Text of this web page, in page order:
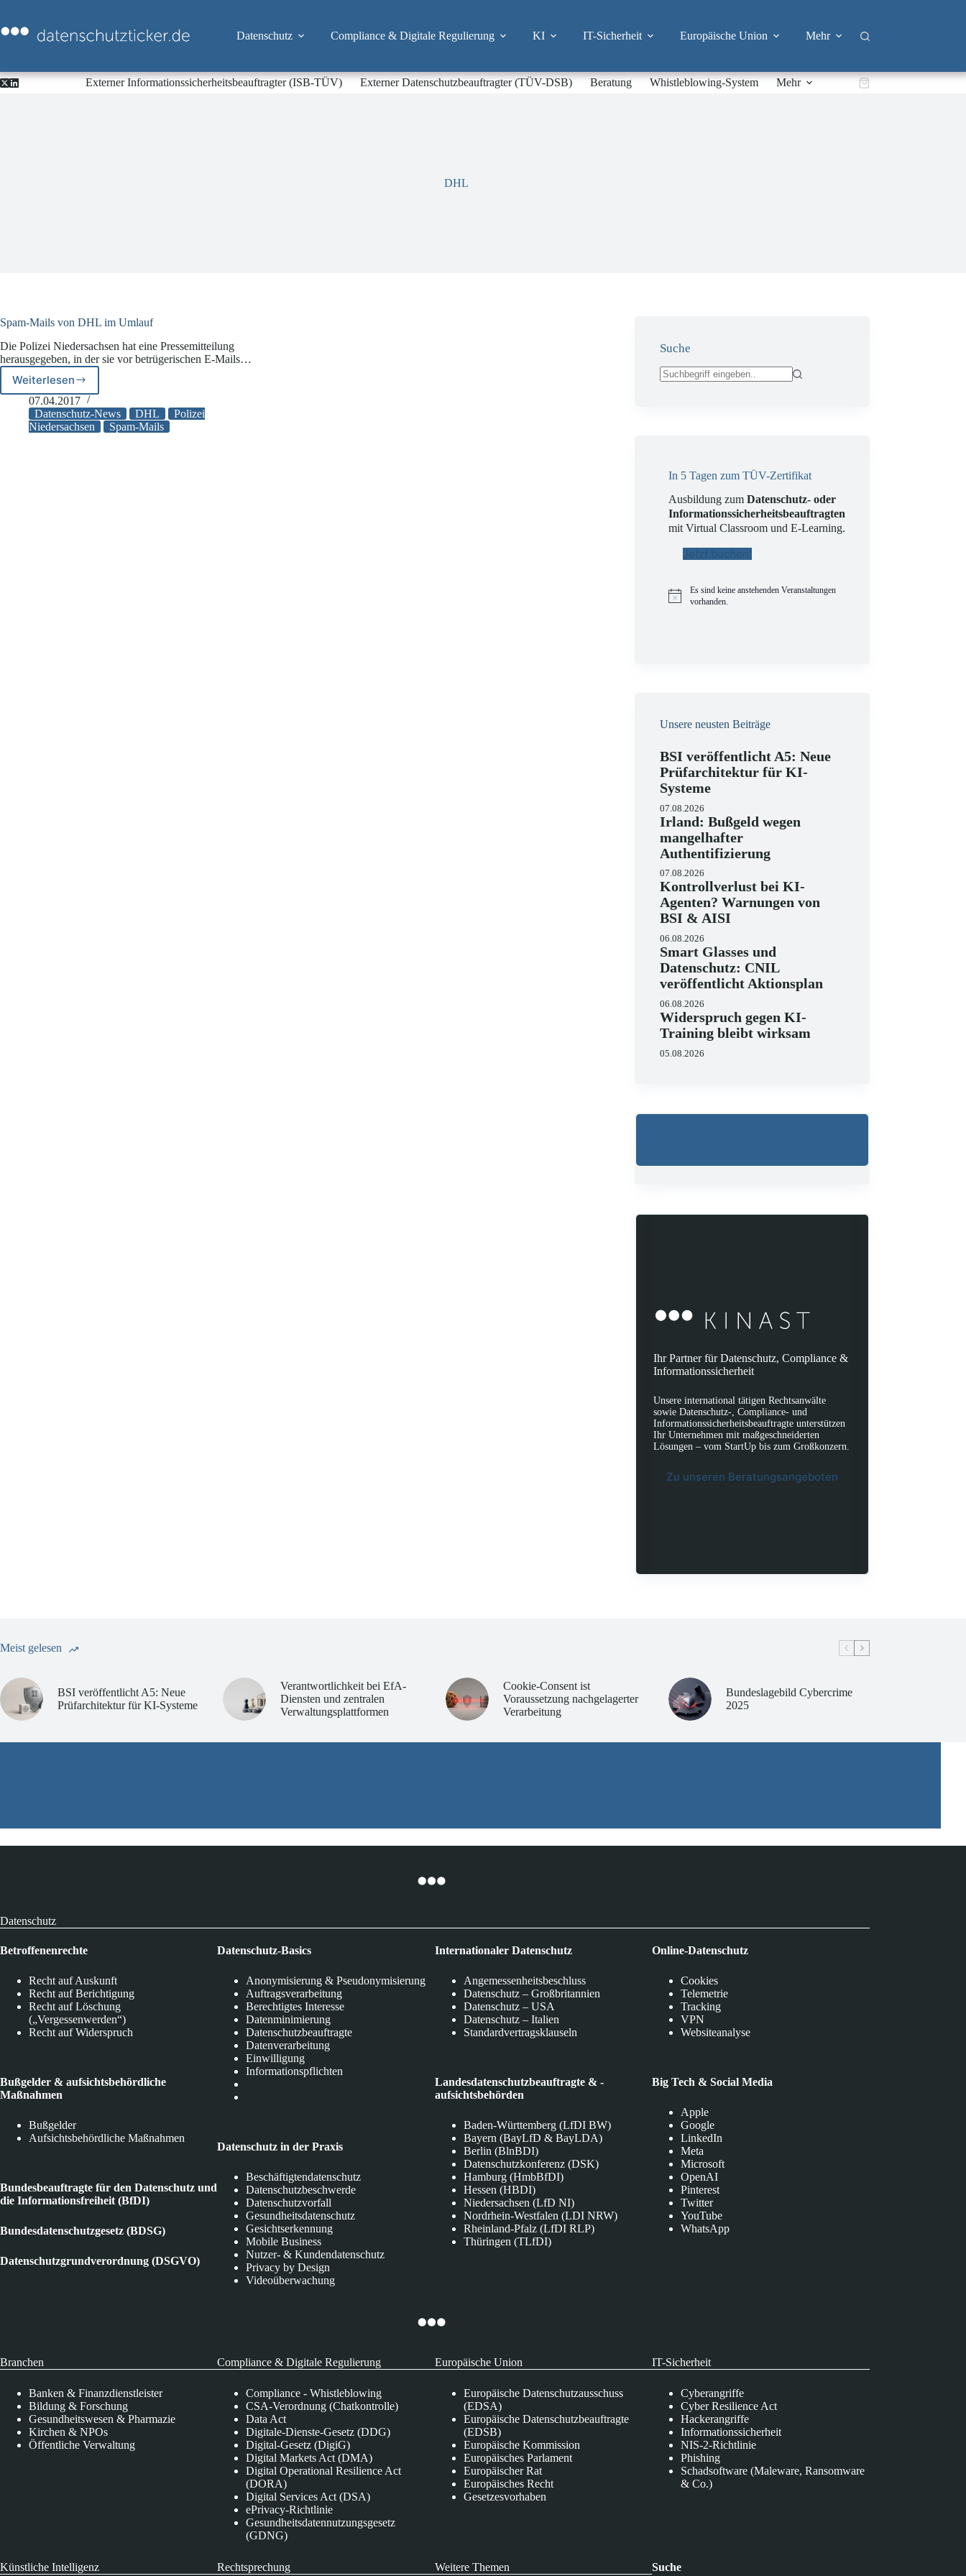
springen
Datenschutz Compliance & Digitale Regulierung KI IT-Sicherheit Europäische Union Mehr
Externer Informationssicherheitsbeauftragter (ISB-TÜV) Externer Datenschutzbeauftragter (TÜV-DSB) Beratung Whistleblowing-System Mehr Warenkorb
DHL
Spam-Mails von DHL im Umlauf
Die Polizei Niedersachsen hat eine Pressemitteilung
herausgegeben, in der sie vor betrügerischen E-Mails…
Weiterlesen
Spam-
Mails
von
DHL
07.04.2017
Datenschutz-News
DHL
Polizei
Niedersachsen
Spam-Mails
Suche
In 5 Tagen zum TÜV-Zertifikat
Ausbildung zumDatenschutz- oder
Informationssicherheitsbeauftragten
mit Virtual Classroom und E-Learning.
Jetzt buchen!
H
Es sind keine anstehenden Veranstaltungen
vorhanden.
Unsere neusten Beiträge
BSI veröffentlicht A5: Neue
Prüfarchitektur für KI-
Systeme
07.08.2026
Irland: Bußgeld wegen
mangelhafter
Authentifizierung
07.08.2026
Kontrollverlust bei KI-
Agenten? Warnungen von
BSI & AISI
06.08.2026
Smart Glasses und
Datenschutz: CNIL
veröffentlicht Aktionsplan
06.08.2026
Widerspruch gegen KI-
Training bleibt wirksam
05.08.2026
Ihr Partner für Datenschutz, Compliance &
Informationssicherheit
Unsere international tätigen Rechtsanwälte
sowie Datenschutz-, Compliance- und
Informationssicherheitsbeauftragte unterstützen
Ihr Unternehmen mit maßgeschneiderten
Lösungen – vom StartUp bis zum Großkonzern.
Zu unseren Beratungsangeboten
Meist gelesen
BSI veröffentlicht A5: Neue
Prüfarchitektur für KI-Systeme
Verantwortlichkeit bei EfA-
Diensten und zentralen
Verwaltungsplattformen
Cookie-Consent ist
Voraussetzung nachgelagerter
Verarbeitung
Bundeslagebild Cybercrime
2025
Datenschutz
Betroffenenrechte
Recht auf Auskunft
Recht auf Berichtigung
Recht auf Löschung
(„Vergessenwerden“)
Recht auf Widerspruch
Bußgelder & aufsichtsbehördliche
Maßnahmen
Bußgelder
Aufsichtsbehördliche Maßnahmen
Bundesbeauftragte für den Datenschutz und
die Informationsfreiheit (BfDI)
Bundesdatenschutzgesetz (BDSG)
Datenschutzgrundverordnung (DSGVO)
Datenschutz-Basics
Anonymisierung & Pseudonymisierung
Auftragsverarbeitung
Berechtigtes Interesse
Datenminimierung
Datenschutzbeauftragte
Datenverarbeitung
Einwilligung
Informationspflichten
Datenschutz in der Praxis
Beschäftigtendatenschutz
Datenschutzbeschwerde
Datenschutzvorfall
Gesundheitsdatenschutz
Gesichtserkennung
Mobile Business
Nutzer- & Kundendatenschutz
Privacy by Design
Videoüberwachung
Internationaler Datenschutz
Angemessenheitsbeschluss
Datenschutz – Großbritannien
Datenschutz – USA
Datenschutz – Italien
Standardvertragsklauseln
Landesdatenschutzbeauftragte & -
aufsichtsbehörden
Baden-Württemberg (LfDI BW)
Bayern (BayLfD & BayLDA)
Berlin (BlnBDI)
Datenschutzkonferenz (DSK)
Hamburg (HmbBfDI)
Hessen (HBDI)
Niedersachsen (LfD NI)
Nordrhein-Westfalen (LDI NRW)
Rheinland-Pfalz (LfDI RLP)
Thüringen (TLfDI)
Online-Datenschutz
Cookies
Telemetrie
Tracking
VPN
Websiteanalyse
Big Tech & Social Media
Apple
Google
LinkedIn
Meta
Microsoft
OpenAI
Pinterest
Twitter
YouTube
WhatsApp
Branchen
Banken & Finanzdienstleister
Bildung & Forschung
Gesundheitswesen & Pharmazie
Kirchen & NPOs
Öffentliche Verwaltung
Compliance & Digitale Regulierung
Compliance - Whistleblowing
CSA-Verordnung (Chatkontrolle)
Data Act
Digitale-Dienste-Gesetz (DDG)
Digital-Gesetz (DigiG)
Digital Markets Act (DMA)
Digital Operational Resilience Act
(DORA)
Digital Services Act (DSA)
ePrivacy-Richtlinie
Gesundheitsdatennutzungsgesetz
(GDNG)
Europäische Union
Europäische Datenschutzausschuss
(EDSA)
Europäische Datenschutzbeauftragte
(EDSB)
Europäische Kommission
Europäisches Parlament
Europäischer Rat
Europäisches Recht
Gesetzesvorhaben
IT-Sicherheit
Cyberangriffe
Cyber Resilience Act
Hackerangriffe
Informationssicherheit
NIS-2-Richtlinie
Phishing
Schadsoftware (Maleware, Ransomware
& Co.)
Künstliche Intelligenz Rechtsprechung Weitere Themen Suche